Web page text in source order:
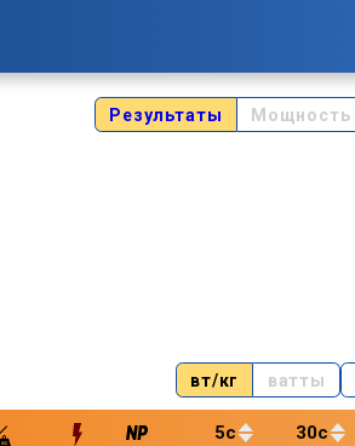
Результаты Мощность
вт/кг ватты
5с 30с